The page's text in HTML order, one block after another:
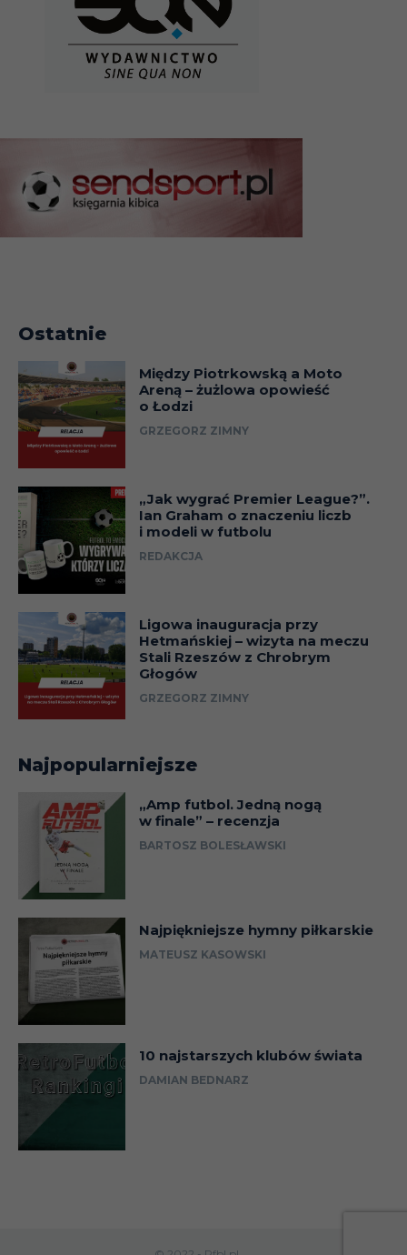
Ostatnie
Między Piotrkowską a Moto
Areną – żużlowa opowieść
o Łodzi
GRZEGORZ ZIMNY
„Jak wygrać Premier League?”.
Ian Graham o znaczeniu liczb
i modeli w futbolu
REDAKCJA
Ligowa inauguracja przy
Hetmańskiej – wizyta na meczu
Stali Rzeszów z Chrobrym
Głogów
GRZEGORZ ZIMNY
Najpopularniejsze
„Amp futbol. Jedną nogą
w finale” – recenzja
BARTOSZ BOLESŁAWSKI
Najpiękniejsze hymny piłkarskie
MATEUSZ KASOWSKI
10 najstarszych klubów świata
DAMIAN BEDNARZ